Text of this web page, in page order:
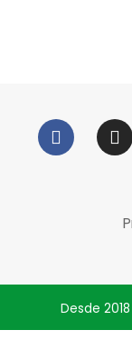
Desde